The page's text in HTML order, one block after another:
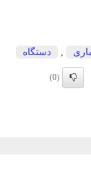
دستگاه
(0)